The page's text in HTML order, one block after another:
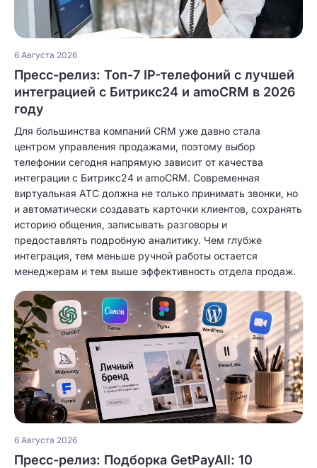
6 Августа 2026
Пресс-релиз: Топ-7 IP-телефоний с лучшей
интеграцией с Битрикс24 и amoCRM в 2026
году
Для большинства компаний CRM уже давно стала
центром управления продажами, поэтому выбор
телефонии сегодня напрямую зависит от качества
интеграции с Битрикс24 и amoCRM. Современная
виртуальная АТС должна не только принимать звонки, но
и автоматически создавать карточки клиентов, сохранять
историю общения, записывать разговоры и
предоставлять подробную аналитику. Чем глубже
интеграция, тем меньше ручной работы остается
менеджерам и тем выше эффективность отдела продаж.
6 Августа 2026
Пресс-релиз: Подборка GetPayAll: 10